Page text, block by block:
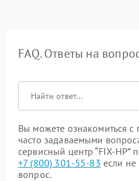
FAQ. Ответы на
Вы можете ознакомиться
часто задаваемыми
сервисный центр “FIX-HP”
+7 (800) 301-55-83 если не
вопрос.